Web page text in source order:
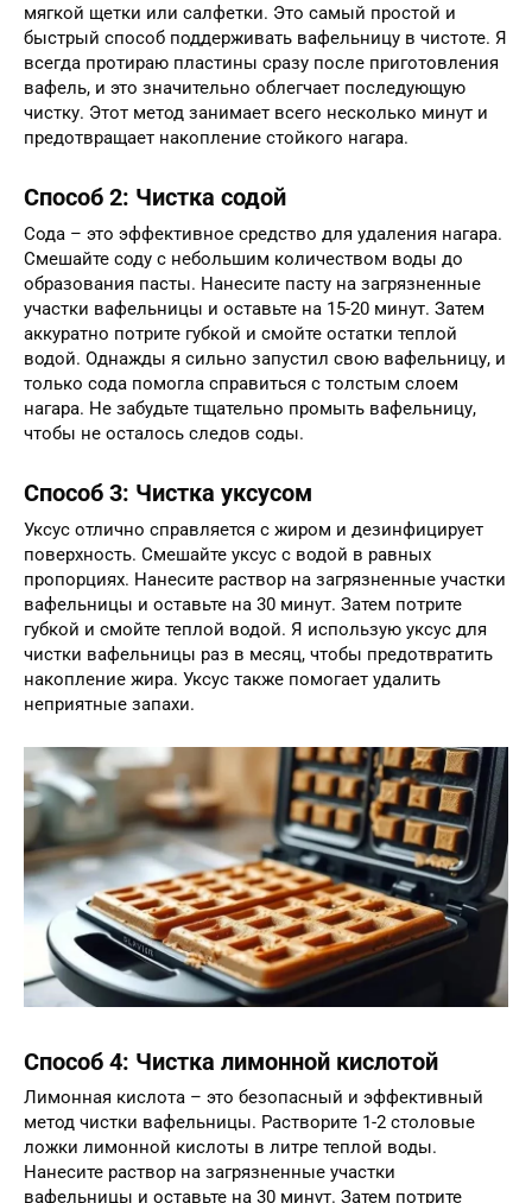
мягкой щетки или салфетки. Это самый простой и
быстрый способ поддерживать вафельницу в чистоте. Я
всегда протираю пластины сразу после приготовления
вафель, и это значительно облегчает последующую
чистку. Этот метод занимает всего несколько минут и
предотвращает накопление стойкого нагара.
Способ 2: Чистка содой
Сода – это эффективное средство для удаления нагара.
Смешайте соду с небольшим количеством воды до
образования пасты. Нанесите пасту на загрязненные
участки вафельницы и оставьте на 15-20 минут. Затем
аккуратно потрите губкой и смойте остатки теплой
водой. Однажды я сильно запустил свою вафельницу, и
только сода помогла справиться с толстым слоем
нагара. Не забудьте тщательно промыть вафельницу,
чтобы не осталось следов соды.
Способ 3: Чистка уксусом
Уксус отлично справляется с жиром и дезинфицирует
поверхность. Смешайте уксус с водой в равных
пропорциях. Нанесите раствор на загрязненные участки
вафельницы и оставьте на 30 минут. Затем потрите
губкой и смойте теплой водой. Я использую уксус для
чистки вафельницы раз в месяц, чтобы предотвратить
накопление жира. Уксус также помогает удалить
неприятные запахи.
Способ 4: Чистка лимонной кислотой
Лимонная кислота – это безопасный и эффективный
метод чистки вафельницы. Растворите 1-2 столовые
ложки лимонной кислоты в литре теплой воды.
Нанесите раствор на загрязненные участки
вафельницы и оставьте на 30 минут. Затем потрите